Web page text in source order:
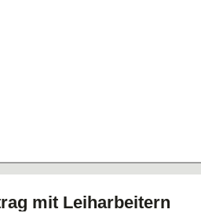
mit Leiharbeitern